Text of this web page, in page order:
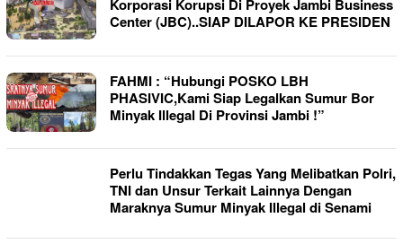
Korporasi Korupsi Di Proyek Jambi Business
Center (JBC)..SIAP DILAPOR KE PRESIDEN
FAHMI : “Hubungi POSKO LBH
PHASIVIC,Kami Siap Legalkan Sumur Bor
Minyak Illegal Di Provinsi Jambi !”
Perlu Tindakkan Tegas Yang Melibatkan Polri,
TNI dan Unsur Terkait Lainnya Dengan
Maraknya Sumur Minyak Illegal di Senami